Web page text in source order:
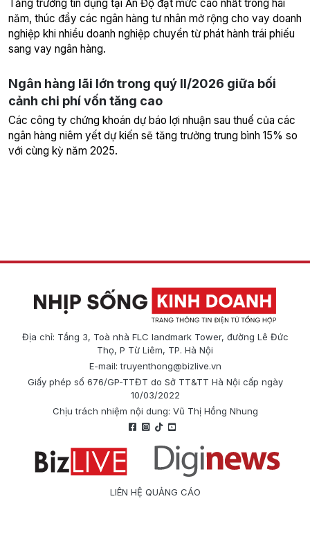
Tăng trưởng tín dụng tại Ấn Độ đạt mức cao nhất trong hai
năm, thúc đẩy các ngân hàng tư nhân mở rộng cho vay doanh
nghiệp khi nhiều doanh nghiệp chuyển từ phát hành trái phiếu
sang vay ngân hàng.
Ngân hàng lãi lớn trong quý II/2026 giữa bối
cảnh chi phí vốn tăng cao
Các công ty chứng khoán dự báo lợi nhuận sau thuế của các
ngân hàng niêm yết dự kiến sẽ tăng trưởng trung bình 15% so
với cùng kỳ năm 2025.
Địa chỉ: Tầng 3, Toà nhà FLC landmark Tower, đường Lê Đức
Thọ, P Từ Liêm, TP. Hà Nội
E-mail:truyenthong@bizlive.vn
Giấy phép số 676/GP-TTĐT do Sở TT&TT Hà Nội cấp ngày
10/03/2022
Chịu trách nhiệm nội dung: Vũ Thị Hồng Nhung
LIÊN HỆ QUẢNG CÁO